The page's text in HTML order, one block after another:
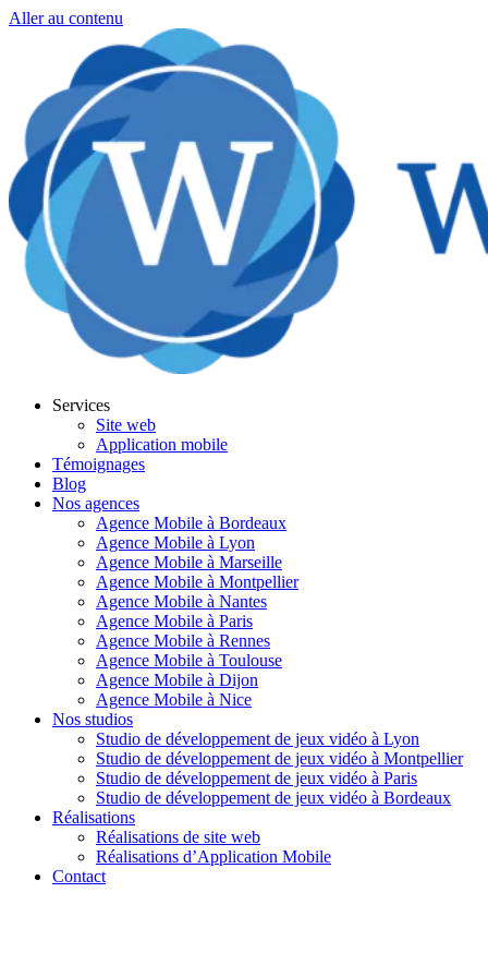
Aller au contenu
Services
Site web
Application mobile
Témoignages
Blog
Nos agences
Agence Mobile à Bordeaux
Agence Mobile à Lyon
Agence Mobile à Marseille
Agence Mobile à Montpellier
Agence Mobile à Nantes
Agence Mobile à Paris
Agence Mobile à Rennes
Agence Mobile à Toulouse
Agence Mobile à Dijon
Agence Mobile à Nice
Nos studios
Studio de développement de jeux vidéo à Lyon
Studio de développement de jeux vidéo à Montpellier
Studio de développement de jeux vidéo à Paris
Studio de développement de jeux vidéo à Bordeaux
Réalisations
Réalisations de site web
Réalisations d’Application Mobile
Contact